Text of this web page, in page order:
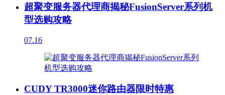
超聚变服务器代理商揭秘FusionServer系列机
型选购攻略
07.16
CUDY TR3000迷你路由器限时特惠